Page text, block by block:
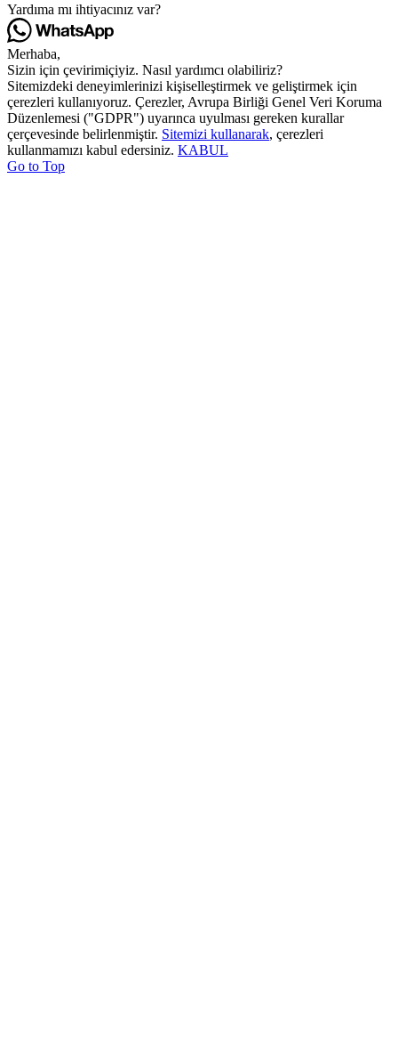
Yardıma mı ihtiyacınız var?
Merhaba,
Sizin için çevirimiçiyiz. Nasıl yardımcı olabiliriz?
Sitemizdeki deneyimlerinizi kişiselleştirmek ve geliştirmek için
çerezleri kullanıyoruz. Çerezler, Avrupa Birliği Genel Veri Koruma
Düzenlemesi ("GDPR") uyarınca uyulması gereken kurallar
çerçevesinde belirlenmiştir. Sitemizi kullanarak, çerezleri
kullanmamızı kabul edersiniz. KABUL
Go to Top